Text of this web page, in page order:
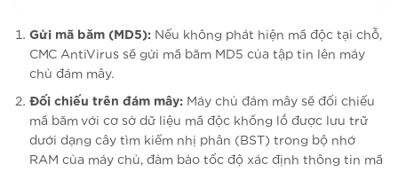
Gửi mã băm (MD5): Nếu không phát hiện mã độc tại chỗ,
CMC AntiVirus sẽ gửi mã băm MD5 của tập tin lên máy
chủ đám mây.
Đối chiếu trên đám mây: Máy chủ đám mây sẽ đối chiếu
mã băm với cơ sở dữ liệu mã độc khổng lồ được lưu trữ
dưới dạng cây tìm kiếm nhị phân (BST) trong bộ nhớ
RAM của máy chủ, đảm bảo tốc độ xác định thông tin mã